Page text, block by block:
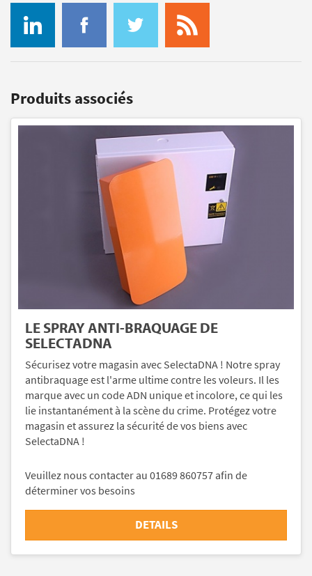
Produits associés
LE SPRAY ANTI-BRAQUAGE DE
SELECTADNA
Sécurisez votre magasin avec SelectaDNA ! Notre spray
antibraquage est l'arme ultime contre les voleurs. Il les
marque avec un code ADN unique et incolore, ce qui les
lie instantanément à la scène du crime. Protégez votre
magasin et assurez la sécurité de vos biens avec
SelectaDNA !
Veuillez nous contacter au 01689 860757 afin de
déterminer vos besoins
DETAILS